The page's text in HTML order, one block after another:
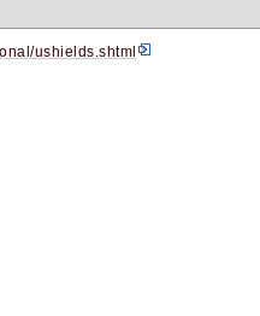
ushields.shtml